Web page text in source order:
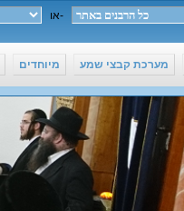
אוחפש ב-
מיוחדים מערכת קבצי שמע